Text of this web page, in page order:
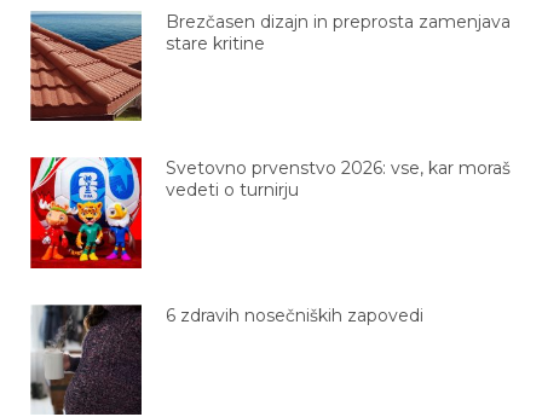
Brezčasen dizajn in preprosta zamenjava
stare kritine
Svetovno prvenstvo 2026: vse, kar moraš
vedeti o turnirju
6 zdravih nosečniških zapovedi